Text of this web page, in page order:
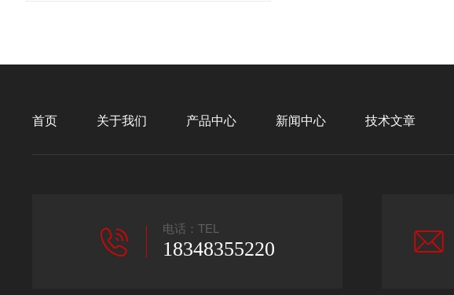
首页 关于我们 产品中心 新闻中心 技术文章
电话：TEL
18348355220